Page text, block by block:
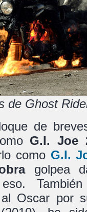
de Ghost
de
G.I. Joe
como G.I.
golpea
eso.
Oscar por